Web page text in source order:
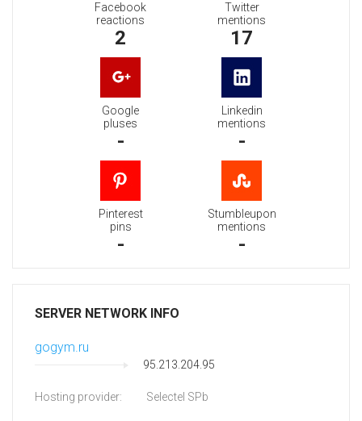
Facebook
reactions
2
Twitter
mentions
17
Google
pluses
-
Linkedin
mentions
-
Pinterest
pins
-
Stumbleupon
mentions
-
SERVER NETWORK INFO
gogym.ru
95.213.204.95
Hosting provider: Selectel SPb